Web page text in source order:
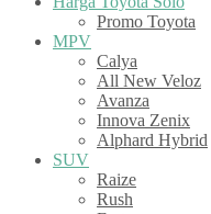
Promo Toyota
MPV
Calya
All New Veloz
Avanza
Innova Zenix
Alphard Hybrid
SUV
Raize
Rush